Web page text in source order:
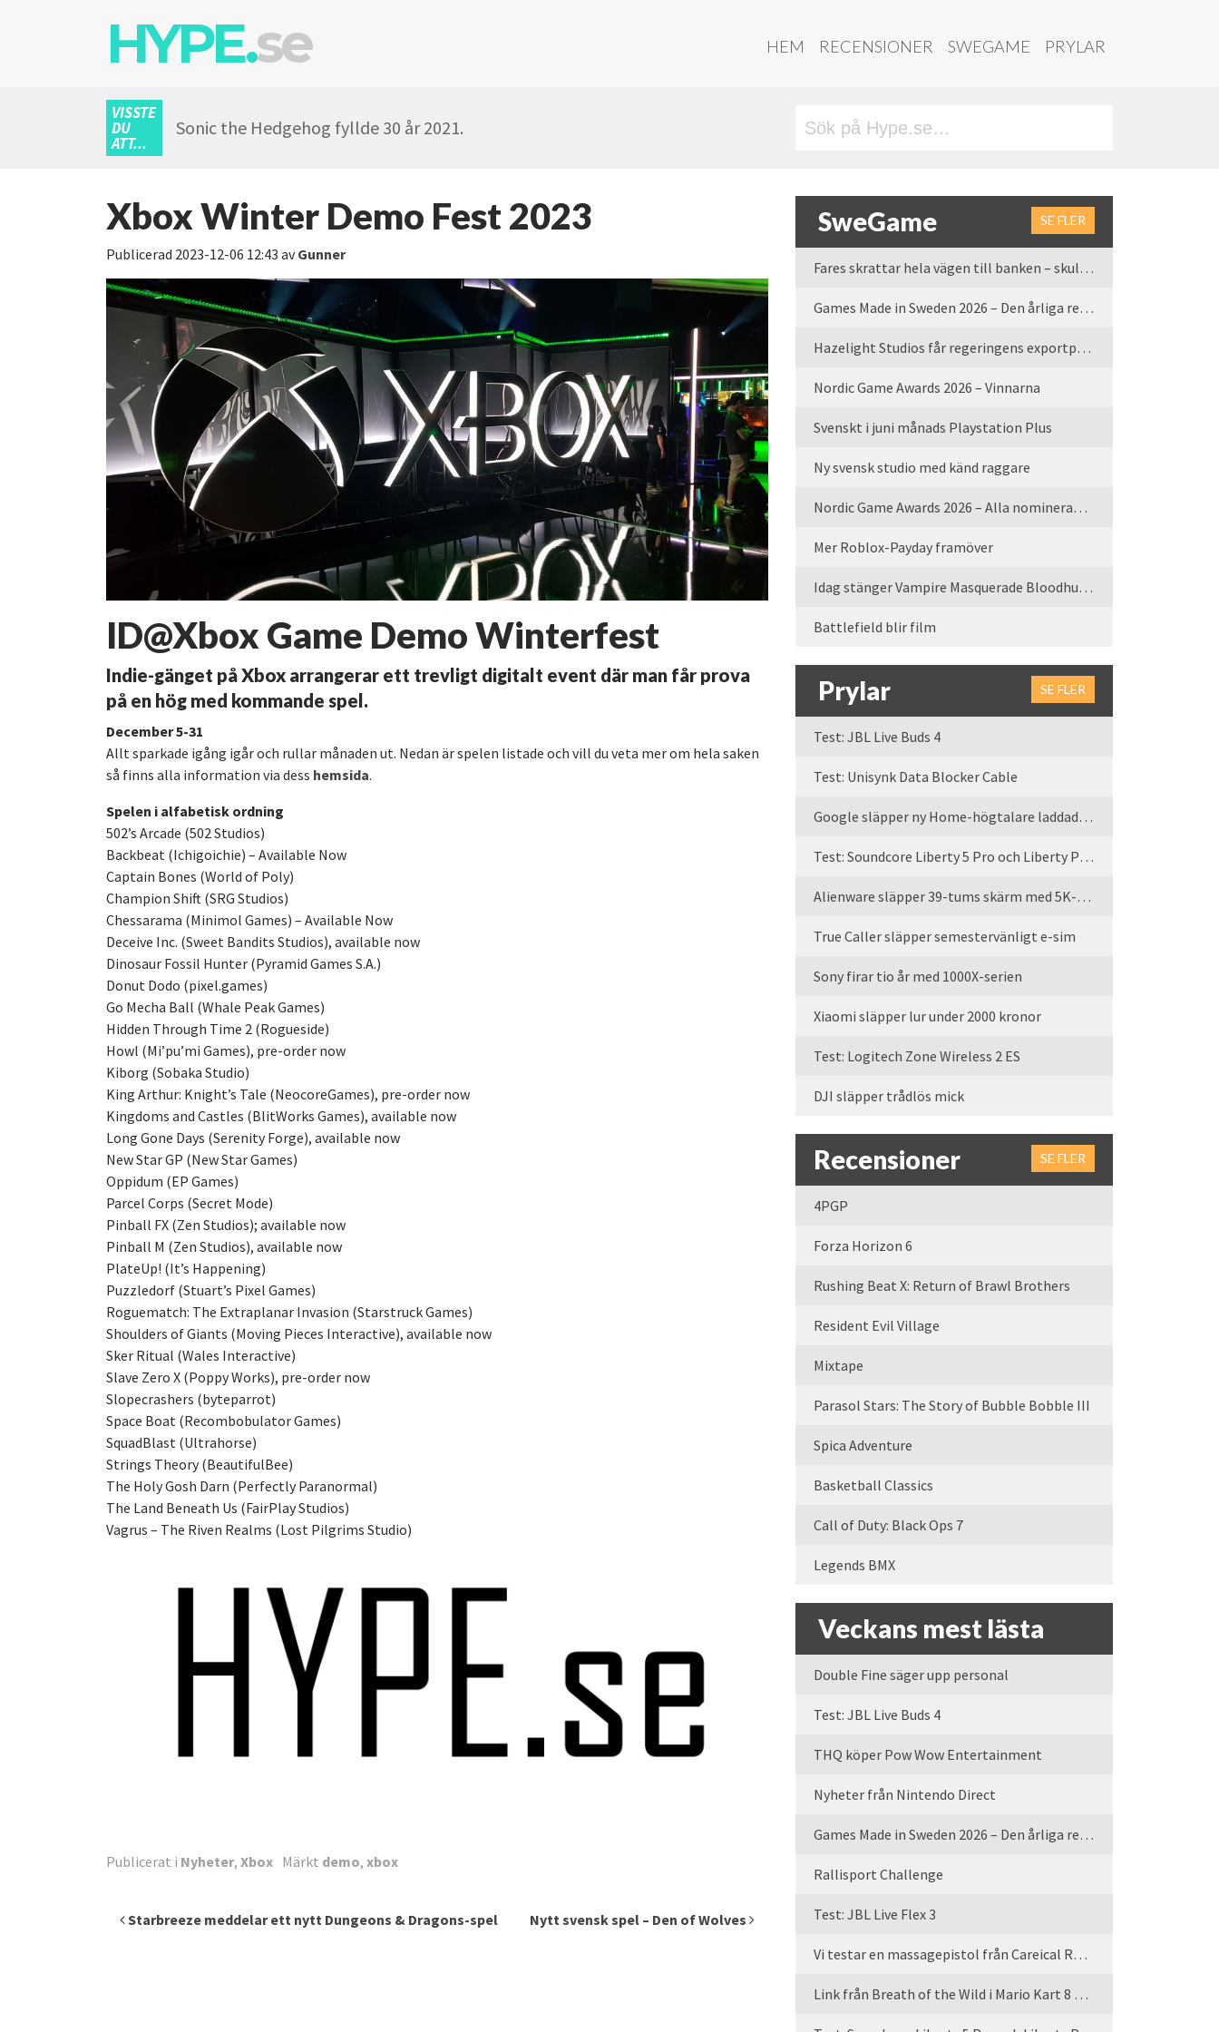
HYPE.se HEM RECENSIONER SWEGAME PRYLAR
VISSTE
DU
ATT...
Sonic the Hedgehog fyllde 30 år 2021.
Xbox Winter Demo Fest 2023
Publicerad 2023-12-06 12:43 avGunner
ID@Xbox Game Demo Winterfest
Indie-gänget på Xbox arrangerar ett trevligt digitalt event där man får prova
på en hög med kommande spel.
December 5-31
Allt sparkade igång igår och rullar månaden ut. Nedan är spelen listade och vill du veta mer om hela saken
så finns alla information via dess hemsida.
Spelen i alfabetisk ordning
502’s Arcade (502 Studios)
Backbeat (Ichigoichie) – Available Now
Captain Bones (World of Poly)
Champion Shift (SRG Studios)
Chessarama (Minimol Games) – Available Now
Deceive Inc. (Sweet Bandits Studios), available now
Dinosaur Fossil Hunter (Pyramid Games S.A.)
Donut Dodo (pixel.games)
Go Mecha Ball (Whale Peak Games)
Hidden Through Time 2 (Rogueside)
Howl (Mi’pu’mi Games), pre-order now
Kiborg (Sobaka Studio)
King Arthur: Knight’s Tale (NeocoreGames), pre-order now
Kingdoms and Castles (BlitWorks Games), available now
Long Gone Days (Serenity Forge), available now
New Star GP (New Star Games)
Oppidum (EP Games)
Parcel Corps (Secret Mode)
Pinball FX (Zen Studios); available now
Pinball M (Zen Studios), available now
PlateUp! (It’s Happening)
Puzzledorf (Stuart’s Pixel Games)
Roguematch: The Extraplanar Invasion (Starstruck Games)
Shoulders of Giants (Moving Pieces Interactive), available now
Sker Ritual (Wales Interactive)
Slave Zero X (Poppy Works), pre-order now
Slopecrashers (byteparrot)
Space Boat (Recombobulator Games)
SquadBlast (Ultrahorse)
Strings Theory (BeautifulBee)
The Holy Gosh Darn (Perfectly Paranormal)
The Land Beneath Us (FairPlay Studios)
Vagrus – The Riven Realms (Lost Pilgrims Studio)
Publicerat i Nyheter, Xbox Märkt demo, xbox
Inläggsnavigering
Starbreeze meddelar ett nytt Dungeons & Dragons-spel Nytt svensk spel – Den of Wolves
SweGame SE FLER
Fares skrattar hela vägen till banken – skulle vi tro
Games Made in Sweden 2026 – Den årliga rean är tillbaka
Hazelight Studios får regeringens exportpris 2025
Nordic Game Awards 2026 – Vinnarna
Svenskt i juni månads Playstation Plus
Ny svensk studio med känd raggare
Nordic Game Awards 2026 – Alla nominerade spel
Mer Roblox-Payday framöver
Idag stänger Vampire Masquerade Bloodhunt servrarna
Battlefield blir film
Prylar SE FLER
Test: JBL Live Buds 4
Test: Unisynk Data Blocker Cable
Google släpper ny Home-högtalare laddad med Gemini
Test: Soundcore Liberty 5 Pro och Liberty Pro Max
Alienware släpper 39-tums skärm med 5K-upplösning
True Caller släpper semestervänligt e-sim
Sony firar tio år med 1000X-serien
Xiaomi släpper lur under 2000 kronor
Test: Logitech Zone Wireless 2 ES
DJI släpper trådlös mick
Recensioner SE FLER
4PGP
Forza Horizon 6
Rushing Beat X: Return of Brawl Brothers
Resident Evil Village
Mixtape
Parasol Stars: The Story of Bubble Bobble III
Spica Adventure
Basketball Classics
Call of Duty: Black Ops 7
Legends BMX
Veckans mest lästa
Double Fine säger upp personal
Test: JBL Live Buds 4
THQ köper Pow Wow Entertainment
Nyheter från Nintendo Direct
Games Made in Sweden 2026 – Den årliga rean är tillbaka
Rallisport Challenge
Test: JBL Live Flex 3
Vi testar en massagepistol från Careical Recovery
Link från Breath of the Wild i Mario Kart 8 Deluxe